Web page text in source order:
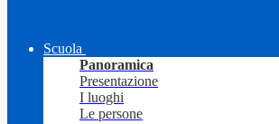
Scuola
Panoramica
Presentazione
I luoghi
Le persone